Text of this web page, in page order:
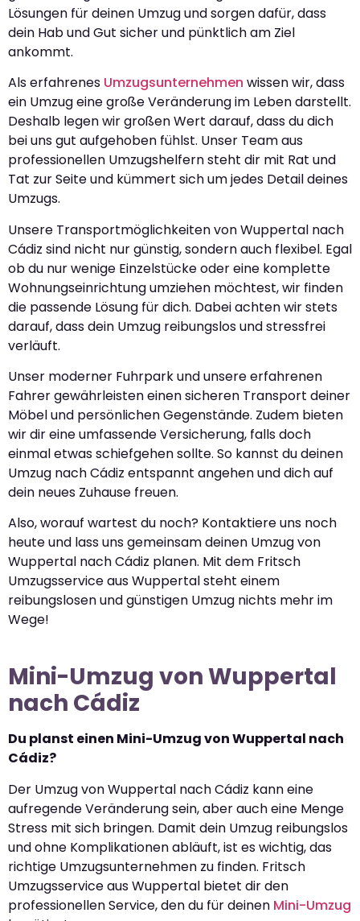
Lösungen für deinen Umzug und sorgen dafür, dass
dein Hab und Gut sicher und pünktlich am Ziel
ankommt.
Als erfahrenes Umzugsunternehmen wissen wir, dass
ein Umzug eine große Veränderung im Leben darstellt.
Deshalb legen wir großen Wert darauf, dass du dich
bei uns gut aufgehoben fühlst. Unser Team aus
professionellen Umzugshelfern steht dir mit Rat und
Tat zur Seite und kümmert sich um jedes Detail deines
Umzugs.
Unsere Transportmöglichkeiten von Wuppertal nach
Cádiz sind nicht nur günstig, sondern auch flexibel. Egal
ob du nur wenige Einzelstücke oder eine komplette
Wohnungseinrichtung umziehen möchtest, wir finden
die passende Lösung für dich. Dabei achten wir stets
darauf, dass dein Umzug reibungslos und stressfrei
verläuft.
Unser moderner Fuhrpark und unsere erfahrenen
Fahrer gewährleisten einen sicheren Transport deiner
Möbel und persönlichen Gegenstände. Zudem bieten
wir dir eine umfassende Versicherung, falls doch
einmal etwas schiefgehen sollte. So kannst du deinen
Umzug nach Cádiz entspannt angehen und dich auf
dein neues Zuhause freuen.
Also, worauf wartest du noch? Kontaktiere uns noch
heute und lass uns gemeinsam deinen Umzug von
Wuppertal nach Cádiz planen. Mit dem Fritsch
Umzugsservice aus Wuppertal steht einem
reibungslosen und günstigen Umzug nichts mehr im
Wege!
Mini-Umzug von Wuppertal
nach Cádiz
Du planst einen Mini-Umzug von Wuppertal nach
Cádiz?
Der Umzug von Wuppertal nach Cádiz kann eine
aufregende Veränderung sein, aber auch eine Menge
Stress mit sich bringen. Damit dein Umzug reibungslos
und ohne Komplikationen abläuft, ist es wichtig, das
richtige Umzugsunternehmen zu finden. Fritsch
Umzugsservice aus Wuppertal bietet dir den
professionellen Service, den du für deinen Mini-Umzug